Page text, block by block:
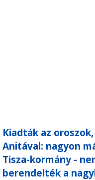
Kiadták az
Anitával: nagyon
Tisza-kormány -
berendelték a